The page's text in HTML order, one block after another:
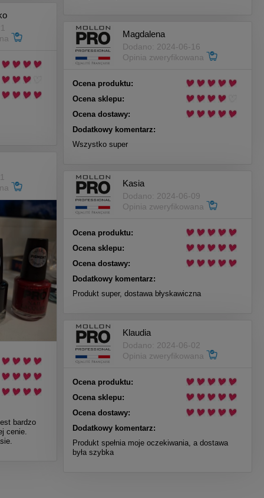
Magdalena
Dodano: 2024-06-16
Opinia zweryfikowana
Ocena produktu:
Ocena sklepu:
Ocena dostawy:
Dodatkowy komentarz:
Wszystko super
bardzo
cenie.
Kasia
Dodano: 2024-06-09
Opinia zweryfikowana
Ocena produktu:
Ocena sklepu:
Ocena dostawy:
Dodatkowy komentarz:
Produkt super, dostawa błyskawiczna
Klaudia
Dodano: 2024-06-02
Opinia zweryfikowana
Ocena produktu:
Ocena sklepu:
Ocena dostawy:
Dodatkowy komentarz:
Produkt spełnia moje oczekiwania, a dostawa
była szybka